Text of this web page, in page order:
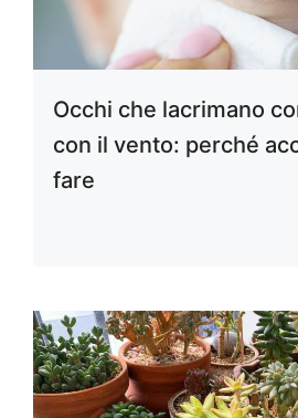
Occhi che lacrimano
con il vento: perché
fare